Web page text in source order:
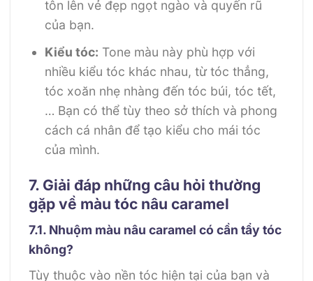
tôn lên vẻ đẹp ngọt ngào và quyến rũ
của bạn.
Kiểu tóc: Tone màu này phù hợp với
nhiều kiểu tóc khác nhau, từ tóc thẳng,
tóc xoăn nhẹ nhàng đến tóc búi, tóc tết,
… Bạn có thể tùy theo sở thích và phong
cách cá nhân để tạo kiểu cho mái tóc
của mình.
7. Giải đáp những câu hỏi thường
gặp về màu tóc nâu caramel
7.1. Nhuộm màu nâu caramel có cần tẩy tóc
không?
Tùy thuộc vào nền tóc hiện tại của bạn và